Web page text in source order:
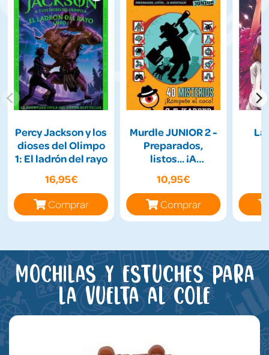
Percy Jackson y los
dioses del Olimpo
1: El ladrón del rayo
16,95€
Comprar
Murdle JUNIOR 2 -
Preparados,
listos... ¡A
10,95€
Comprar
La
Mochilas y estuches para
la vuelta al cole